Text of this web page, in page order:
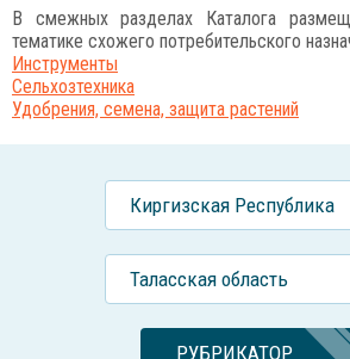
В смежных разделах Каталога
тематике схожего потребительского
Инструменты
Сельхозтехника
Удобрения, семена, защита растений
Киргизская Республика
Таласская область
РУБРИКАТОР